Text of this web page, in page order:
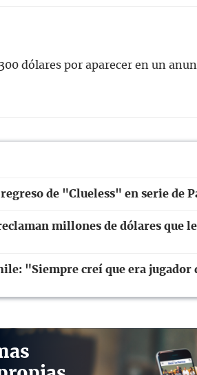
dólares por aparecer en un
de "Clueless" en serie de
millones de dólares que
"Siempre creí que era jugador